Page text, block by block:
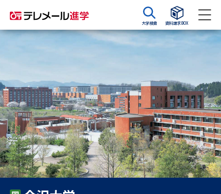
大学検索 資料請求BOX
大学・短大の資料種類から請求
大学パンフ 学部・学科パンフ
総合型選抜・学校推薦型選抜 募
集要項＆願書
大学入学共通テスト利用選抜の
募集要項＆願書
過去問題集